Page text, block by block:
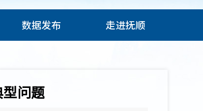
数据发布 走进抚顺
问题